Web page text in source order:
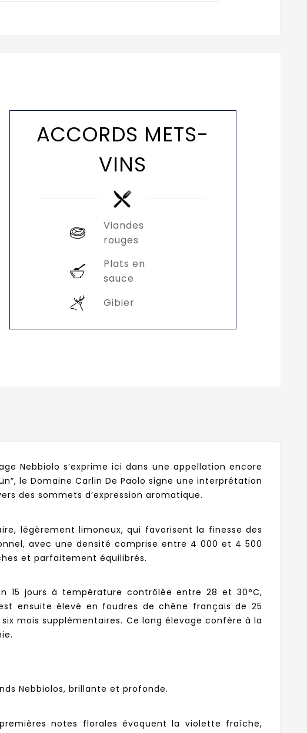
ACCORDS METS-
VINS
Viandes
rouges
Plats en
sauce
Gibier
Nebbiolo s’exprime ici dans une appellation encore
le Domaine Carlin De Paolo signe une interprétation
des sommets d’expression aromatique.
légèrement limoneux, qui favorisent la finesse des
avec une densité comprise entre 4 000 et 4 500
et parfaitement équilibrés.
15 jours à température contrôlée entre 28 et 30°C,
ensuite élevé en foudres de chêne français de 25
mois supplémentaires. Ce long élevage confère à la
Nebbiolos, brillante et profonde.
notes florales évoquent la violette fraîche,